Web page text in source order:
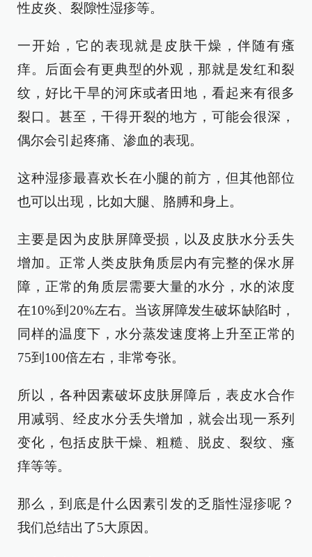
性皮炎、裂隙性湿疹等。
一开始，它的表现就是皮肤干燥，伴随有瘙
痒。后面会有更典型的外观，那就是发红和裂
纹，好比干旱的河床或者田地，看起来有很多
裂口。甚至，干得开裂的地方，可能会很深，
偶尔会引起疼痛、渗血的表现。
这种湿疹最喜欢长在小腿的前方，但其他部位
也可以出现，比如大腿、胳膊和身上。
主要是因为皮肤屏障受损，以及皮肤水分丢失
增加。正常人类皮肤角质层内有完整的保水屏
障，正常的角质层需要大量的水分，水的浓度
在10%到20%左右。当该屏障发生破坏缺陷时，
同样的温度下，水分蒸发速度将上升至正常的
75到100倍左右，非常夸张。
所以，各种因素破坏皮肤屏障后，表皮水合作
用减弱、经皮水分丢失增加，就会出现一系列
变化，包括皮肤干燥、粗糙、脱皮、裂纹、瘙
痒等等。
那么，到底是什么因素引发的乏脂性湿疹呢？
我们总结出了5大原因。